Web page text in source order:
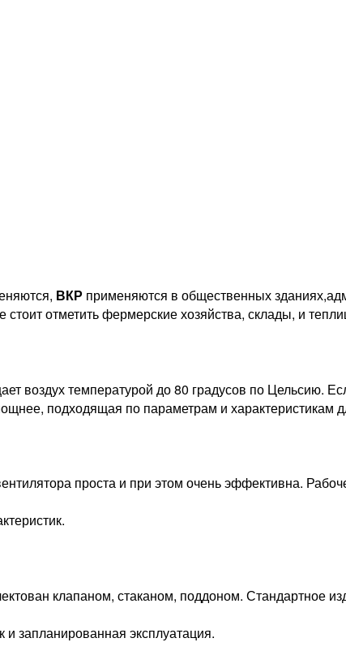
ВКР применяются в общественных
отметить фермерские хозяйства, склады, и
воздух температурой до 80 градусов по Цельсию.
подходящая по параметрам и характеристикам
проста и при этом очень эффективна.
клапаном, стаканом, поддоном. Стандартное
и запланированная эксплуатация.